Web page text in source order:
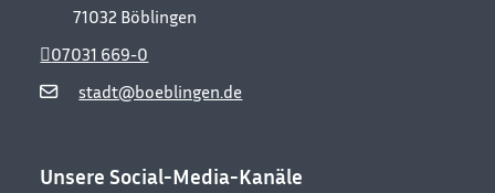
71032 Böblingen
stadt@boeblingen.de
07031 669-0
Unsere Social-Media-Kanäle